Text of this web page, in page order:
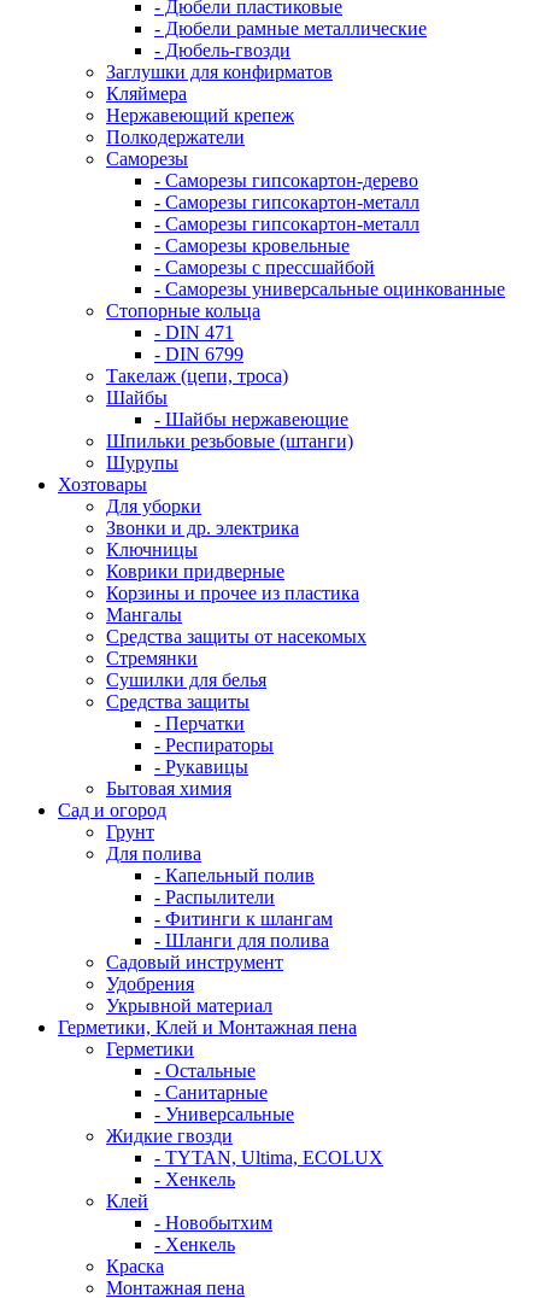
- Дюбели пластиковые
- Дюбели рамные металлические
- Дюбель-гвозди
Заглушки для конфирматов
Кляймера
Нержавеющий крепеж
Полкодержатели
Саморезы
- Саморезы гипсокартон-дерево
- Саморезы гипсокартон-металл
- Саморезы гипсокартон-металл
- Саморезы кровельные
- Саморезы с прессшайбой
- Саморезы универсальные оцинкованные
Стопорные кольца
- DIN 471
- DIN 6799
Такелаж (цепи, троса)
Шайбы
- Шайбы нержавеющие
Шпильки резьбовые (штанги)
Шурупы
Хозтовары
Для уборки
Звонки и др. электрика
Ключницы
Коврики придверные
Корзины и прочее из пластика
Мангалы
Средства защиты от насекомых
Стремянки
Сушилки для белья
Средства защиты
- Перчатки
- Респираторы
- Рукавицы
Бытовая химия
Сад и огород
Грунт
Для полива
- Капельный полив
- Распылители
- Фитинги к шлангам
- Шланги для полива
Садовый инструмент
Удобрения
Укрывной материал
Герметики, Клей и Монтажная пена
Герметики
- Остальные
- Санитарные
- Универсальные
Жидкие гвозди
- TYTAN, Ultima, ECOLUX
- Хенкель
Клей
- Новобытхим
- Хенкель
Краска
Монтажная пена